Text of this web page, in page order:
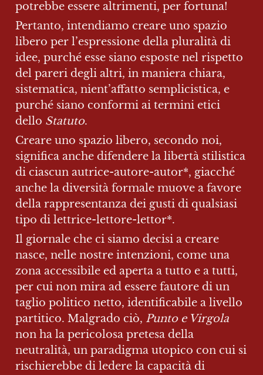
potrebbe essere altrimenti, per fortuna!
Pertanto, intendiamo creare uno spazio
libero per l’espressione della pluralità di
idee, purché esse siano esposte nel rispetto
del pareri degli altri, in maniera chiara,
sistematica, nient’affatto semplicistica, e
purché siano conformi ai termini etici
dello Statuto.
Creare uno spazio libero, secondo noi,
significa anche difendere la libertà stilistica
di ciascun autrice-autore-autor*, giacché
anche la diversità formale muove a favore
della rappresentanza dei gusti di qualsiasi
tipo di lettrice-lettore-lettor*.
Il giornale che ci siamo decisi a creare
nasce, nelle nostre intenzioni, come una
zona accessibile ed aperta a tutto e a tutti,
per cui non mira ad essere fautore di un
taglio politico netto, identificabile a livello
partitico. Malgrado ciò, Punto e Virgola
non ha la pericolosa pretesa della
neutralità, un paradigma utopico con cui si
rischierebbe di ledere la capacità di